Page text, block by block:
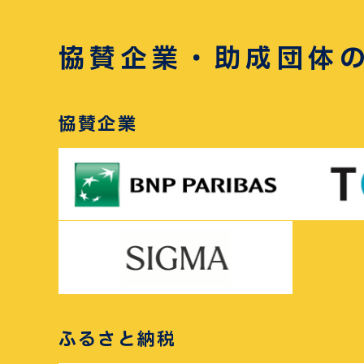
協賛企業・助成団体
協賛企業
ふるさと納税